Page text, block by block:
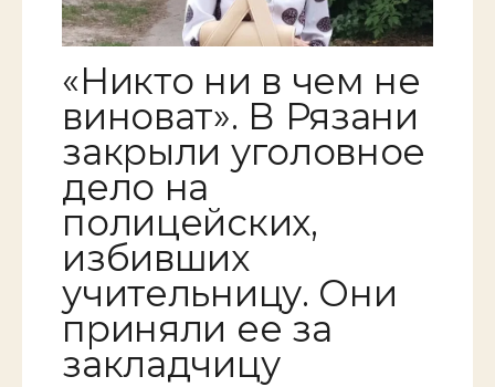
«Никто ни в чем не
виноват». В Рязани
закрыли уголовное
дело на
полицейских,
избивших
учительницу. Они
приняли ее за
закладчицу